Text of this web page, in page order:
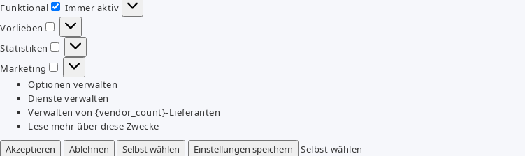
Funktional
Funktional
Immer aktiv
Vorlieben
Vorlieben
Statistiken
Statistiken
Marketing
Marketing
Optionen verwalten
Dienste verwalten
Verwalten von {vendor_count}-Lieferanten
Lese mehr über diese Zwecke
Akzeptieren
Ablehnen Selbst wählen Einstellungen speichern
Selbst wählen